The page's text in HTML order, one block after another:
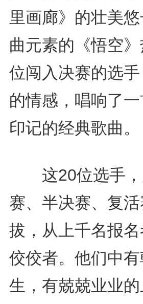
里画廊》的壮美
曲元素的《悟空
位闯入决赛的选
的情感，唱响了
印记的经典歌曲。
这20位选手，
赛、半决赛、复
拔，从上千名报
佼佼者。他们中
生，有兢兢业业